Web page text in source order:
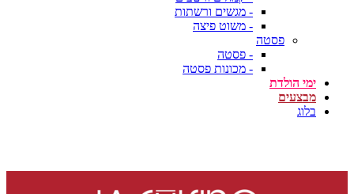
- מגשים ורשתות
- משוט פיצה
פסטה
- פסטה
- מכונות פסטה
ימי הולדת
מבצעים
בלוג